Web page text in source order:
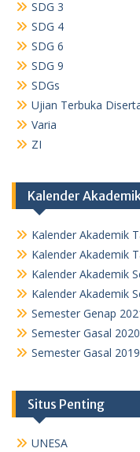
SDG 3
SDG 4
SDG 6
SDG 9
SDGs
Ujian Terbuka
Varia
ZI
Kalender
Kalender Akademik
Kalender Akademik
Kalender Akademik
Kalender Akademik
Semester Genap
Semester Gasal
Semester Gasal
Situs Penting
UNESA